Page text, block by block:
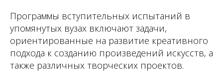
Программы вступительных испытаний в
упомянутых вузах включают задачи,
ориентированные на развитие креативного
подхода к созданию произведений искусств, а
также различных творческих проектов.